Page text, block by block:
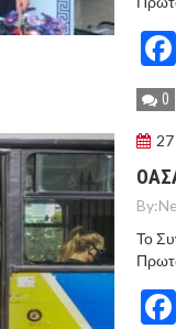
0
By:
Το